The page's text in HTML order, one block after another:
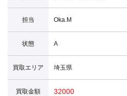
担当 Oka.M
状態 A
買取エリア 埼玉県
買取金額 32000